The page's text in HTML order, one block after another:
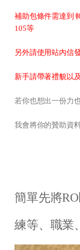
補助包條件需達到
105等
另外請使用站內信
新手請帶著禮貌以
若你也想出一份力
我會將你的贊助資
簡單先將
練等、職業